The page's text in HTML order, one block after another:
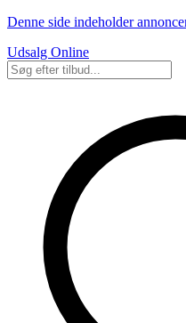
Denne side indeholder
Udsalg Online